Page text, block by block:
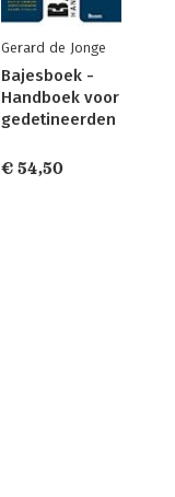
Gerard de Jonge
Bajesboek -
Handboek voor
gedetineerden
€ 54,50